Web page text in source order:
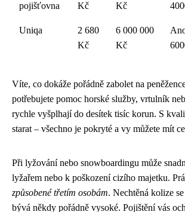
pojišťovna
Kč
Kč
Uniqa
2 680
Kč
6 000 000
Kč
Víte, co dokáže pořádně zabolet na
potřebujete pomoc horské služby, vrtulník
rychle vyšplhají do desítek tisíc korun. S
starat – všechno je pokryté a vy můžete mít
Při lyžování nebo snowboardingu může
lyžařem nebo k poškození cizího majetku.
způsobené třetím osobám. Nechtěná kolize
bývá někdy pořádně vysoké. Pojištění vás